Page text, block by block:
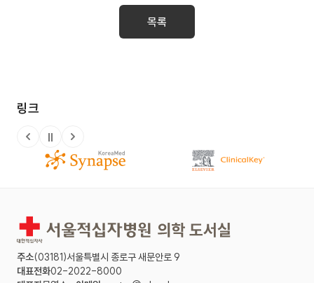
목록
링크
이전 슬라이드
정지
주소(03181)서울특별시 종로구 새문안로 9
대표전화02-2022-8000